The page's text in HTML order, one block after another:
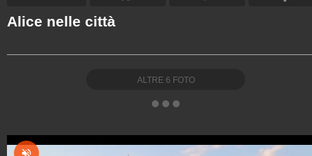
Alice nelle città
ALTRE 6 FOTO